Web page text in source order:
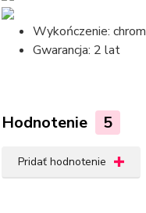
Wykończenie: chrom
Gwarancja: 2 lat
Hodnotenie 5
Pridať hodnotenie